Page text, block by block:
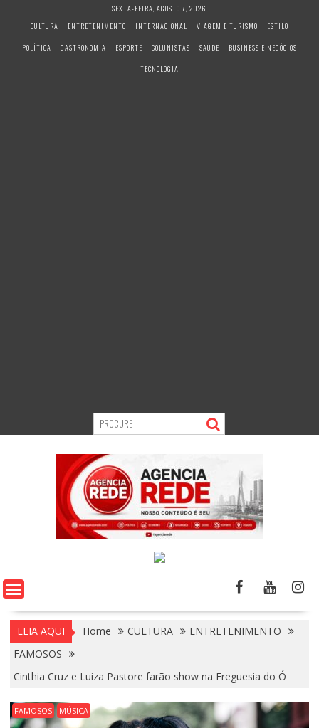
SEXTA-FEIRA, AGOSTO 7, 2026
CULTURA
ENTRETENIMENTO INTERNACIONAL VIAGEM E TURISMO
ESTILO
POLÍTICA
GASTRONOMIA ESPORTE COLUNISTAS SAÚDE
BUSINESS E NEGÓCIOS
TECNOLOGIA
LEIA AQUI Home CULTURA
ENTRETENIMENTO
FAMOSOS
Cinthia Cruz e Luiza Pastore farão show na Freguesia do Ó
FAMOSOS MÚSICA